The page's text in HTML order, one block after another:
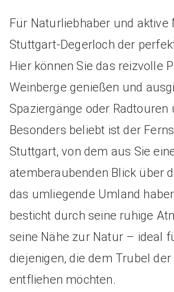
Für Naturliebhaber und aktive
Stuttgart-Degerloch der
Hier können Sie das reizvolle
Weinberge genießen und
Spaziergänge oder Radtouren
Besonders beliebt ist der
Stuttgart, von dem aus Sie
atemberaubenden Blick über
das umliegende Umland
besticht durch seine ruhige
seine Nähe zur Natur – ideal
diejenigen, die dem Trubel
entfliehen möchten.